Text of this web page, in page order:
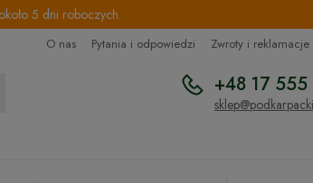
5 dni roboczych.
O nas Pytania i odpowiedzi Zwroty i reklamacje
+48 17 555